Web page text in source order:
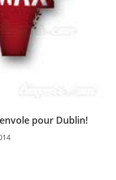
pour Dublin!